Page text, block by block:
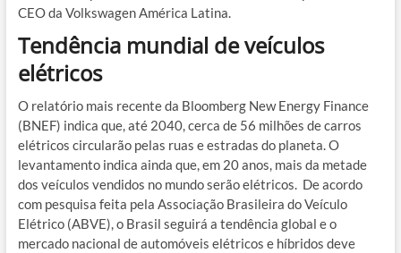
CEO da Volkswagen América Latina.
Tendência mundial de veículos
elétricos
O relatório mais recente da Bloomberg New Energy Finance
(BNEF) indica que, até 2040, cerca de 56 milhões de carros
elétricos circularão pelas ruas e estradas do planeta. O
levantamento indica ainda que, em 20 anos, mais da metade
dos veículos vendidos no mundo serão elétricos. De acordo
com pesquisa feita pela Associação Brasileira do Veículo
Elétrico (ABVE), o Brasil seguirá a tendência global e o
mercado nacional de automóveis elétricos e híbridos deve